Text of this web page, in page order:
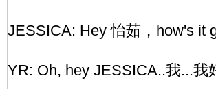
JESSICA: Hey 怡茹，how's it
YR: Oh, hey JESSICA..我...我